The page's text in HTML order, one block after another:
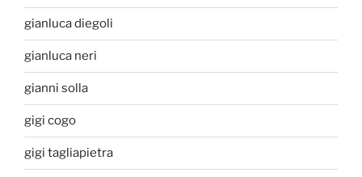
gianluca diegoli
gianluca neri
gianni solla
gigi cogo
gigi tagliapietra